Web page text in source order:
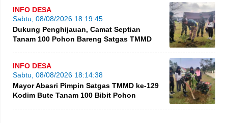
INFO DESA
Sabtu, 08/08/2026 18:19:45
Dukung Penghijauan, Camat Septian
Tanam 100 Pohon Bareng Satgas TMMD
INFO DESA
Sabtu, 08/08/2026 18:14:38
Mayor Abasri Pimpin Satgas TMMD ke-129
Kodim Bute Tanam 100 Bibit Pohon